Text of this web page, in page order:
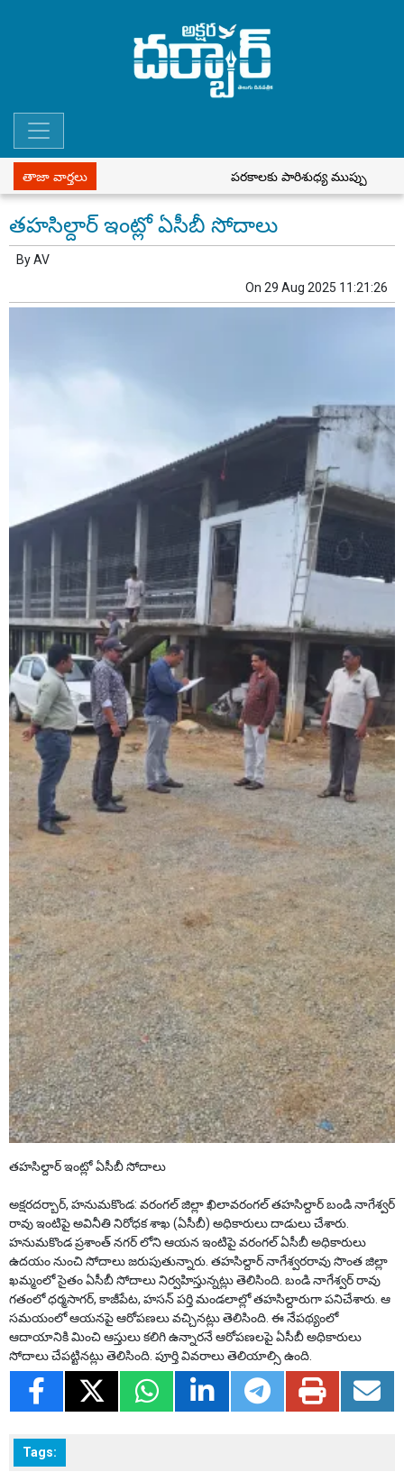
తాజా వార్తలు పరకాలకు పారిశుధ్య ముప్పు
తహసిల్దార్ ఇంట్లో ఏసీబీ సోదాలు
ByAV
On 29 Aug 2025 11:21:26
తహసిల్దార్ ఇంట్లో ఏసీబీ సోదాలు
అక్షరదర్బార్, హనుమకొండ: వరంగల్ జిల్లా ఖిలావరంగల్ తహసిల్దార్ బండి నాగేశ్వర్
రావు ఇంటిపై అవినీతి నిరోధక శాఖ (ఏసీబీ) అధికారులు దాడులు చేశారు.
హనుమకొండ ప్రశాంత్ నగర్ లోని ఆయన ఇంటిపై వరంగల్ ఏసీబీ అధికారులు
ఉదయం నుంచి సోదాలు జరుపుతున్నారు. తహసిల్దార్ నాగేశ్వరరావు సొంత జిల్లా
ఖమ్మంలో సైతం ఏసీబీ సోదాలు నిర్వహిస్తున్నట్లు తెలిసింది. బండి నాగేశ్వర్ రావు
గతంలో ధర్మసాగర్, కాజీపేట, హసన్ పర్తి మండలాల్లో తహసిల్దారుగా పనిచేశారు. ఆ
సమయంలో ఆయనపై ఆరోపణలు వచ్చినట్లు తెలిసింది.‌ ఈ నేపథ్యంలో
ఆదాయానికి మించి ఆస్తులు కలిగి ఉన్నారనే ఆరోపణలపై ఏసీబీ అధికారులు
సోదాలు చేపట్టినట్లు తెలిసింది. పూర్తి వివరాలు తెలియాల్సి ఉంది.
Tags: